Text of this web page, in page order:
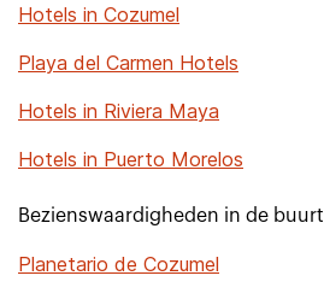
Hotels in Cozumel
Playa del Carmen Hotels
Hotels in Riviera Maya
Hotels in Puerto Morelos
Bezienswaardigheden in de buurt
Planetario de Cozumel